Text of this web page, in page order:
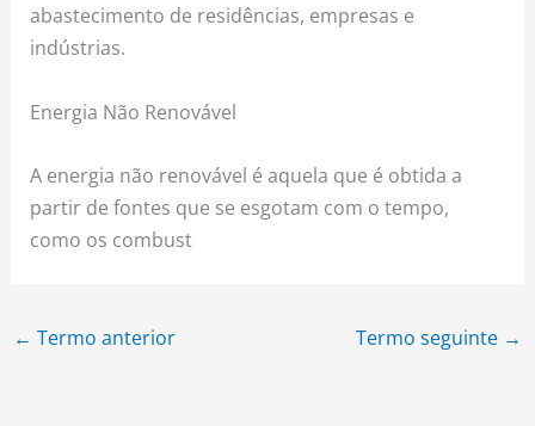
abastecimento de residências, empresas e
indústrias.
Energia Não Renovável
A energia não renovável é aquela que é obtida a
partir de fontes que se esgotam com o tempo,
como os combust
← Termo anterior Termo seguinte →